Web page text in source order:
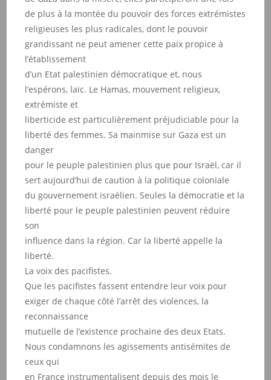
de plus à la montée du pouvoir des forces extrémistes
religieuses les plus radicales, dont le pouvoir
grandissant ne peut amener cette paix propice à
l’établissement
d’un Etat palestinien démocratique et, nous
l’espérons, laïc. Le Hamas, mouvement religieux,
extrémiste et
liberticide est particulièrement préjudiciable pour la
liberté des femmes. Sa mainmise sur Gaza est un
danger
pour le peuple palestinien plus que pour Israël, car il
sert aujourd’hui de caution à la politique coloniale
du gouvernement israélien. Seules la démocratie et la
liberté pour le peuple palestinien peuvent réduire
son
influence dans la région. Car la liberté appelle la
liberté.
La voix des pacifistes.
Que les pacifistes fassent entendre leur voix pour
exiger de chaque côté l’arrêt des violences, la
reconnaissance
mutuelle de l’existence prochaine des deux Etats.
Nous condamnons les agissements antisémites de
ceux qui
en France instrumentalisent depuis des mois le